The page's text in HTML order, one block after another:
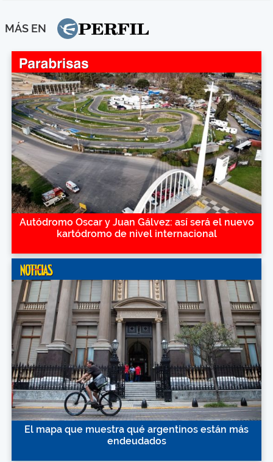
MÁS EN
Autódromo Oscar y Juan Gálvez: así será el nuevo
kartódromo de nivel internacional
El mapa que muestra qué argentinos están más
endeudados